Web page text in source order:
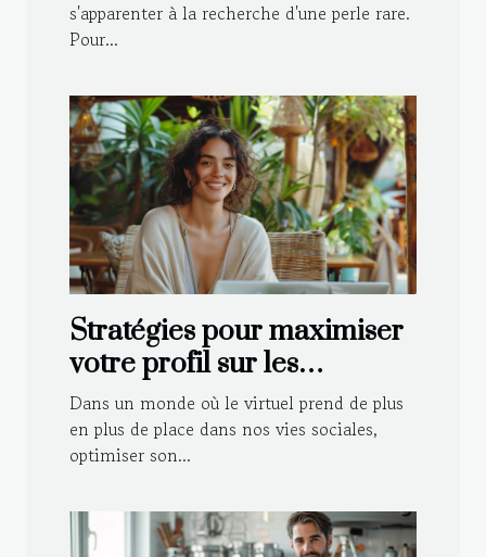
s'apparenter à la recherche d'une perle rare.
Pour...
Stratégies pour maximiser
votre profil sur les
plateformes de rencontre
Dans un monde où le virtuel prend de plus
en plus de place dans nos vies sociales,
optimiser son...